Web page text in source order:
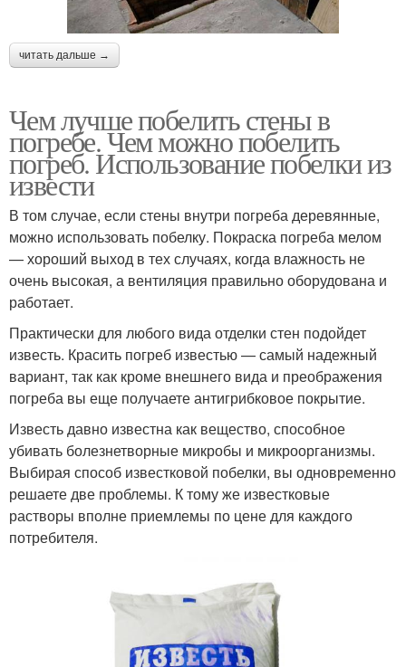
читать дальше →
Чем лучше побелить стены в
погребе. Чем можно побелить
погреб. Использование побелки из
извести
В том случае, если стены внутри погреба деревянные,
можно использовать побелку. Покраска погреба мелом
— хороший выход в тех случаях, когда влажность не
очень высокая, а вентиляция правильно оборудована и
работает.
Практически для любого вида отделки стен подойдет
известь. Красить погреб известью — самый надежный
вариант, так как кроме внешнего вида и преображения
погреба вы еще получаете антигрибковое покрытие.
Известь давно известна как вещество, способное
убивать болезнетворные микробы и микроорганизмы.
Выбирая способ известковой побелки, вы одновременно
решаете две проблемы. К тому же известковые
растворы вполне приемлемы по цене для каждого
потребителя.